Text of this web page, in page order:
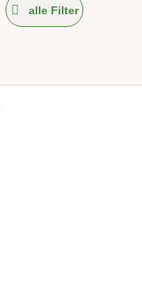
Selbstabholung
alle Filter